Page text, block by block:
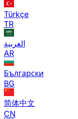
Türkçe
TR
العربية
AR
Български
BG
简体中文
CN